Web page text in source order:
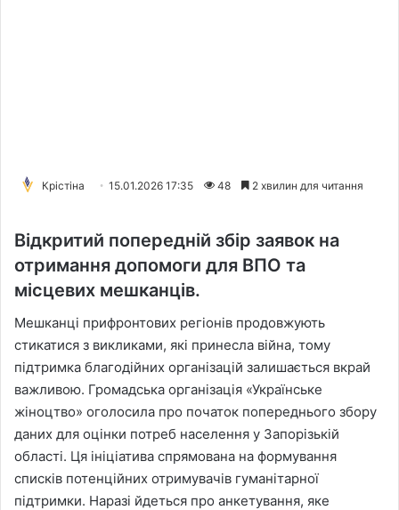
Крістіна 15.01.2026 17:35 48 2 хвилин для читання
Відкритий попередній збір заявок на
отримання допомоги для ВПО та
місцевих мешканців.
Мешканці прифронтових регіонів продовжують
стикатися з викликами, які принесла війна, тому
підтримка благодійних організацій залишається вкрай
важливою. Громадська організація «Українське
жіноцтво» оголосила про початок попереднього збору
даних для оцінки потреб населення у Запорізькій
області. Ця ініціатива спрямована на формування
списків потенційних отримувачів гуманітарної
підтримки. Наразі йдеться про анкетування, яке